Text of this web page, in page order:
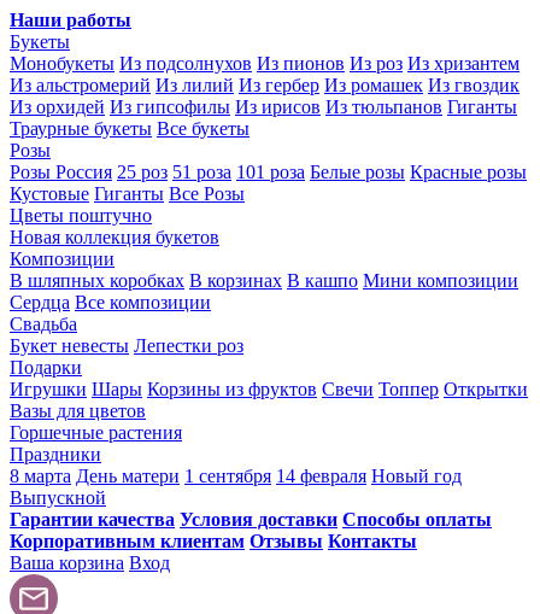
Наши работы
Букеты
Монобукеты Из подсолнухов Из пионов Из роз Из хризантем
Из альстромерий Из лилий Из гербер Из ромашек Из гвоздик
Из орхидей Из гипсофилы Из ирисов Из тюльпанов Гиганты
Траурные букеты Все букеты
Розы
Розы Россия 25 роз 51 роза 101 роза Белые розы Красные розы
Кустовые Гиганты Все Розы
Цветы поштучно
Новая коллекция букетов
Композиции
В шляпных коробках В корзинах В кашпо Мини композиции
Сердца Все композиции
Свадьба
Букет невесты Лепестки роз
Подарки
Игрушки Шары Корзины из фруктов Свечи Топпер Открытки
Вазы для цветов
Горшечные растения
Праздники
8 марта День матери 1 сентября 14 февраля Новый год
Выпускной
Гарантии качества Условия доставки Способы оплаты
Корпоративным клиентам Отзывы Контакты
Ваша корзина Вход